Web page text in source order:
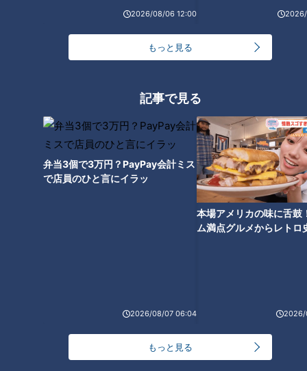
2026/08/06 12:00
もっと見る
記事で見る
弁当3個で3万円？PayPay会計ミス
で店員のひと言にイラッ
2026/08/07 06:04
本場アメリカの味に舌鼓
ム満点グルメからレトロ
2026/
もっと見る
【チャント！】